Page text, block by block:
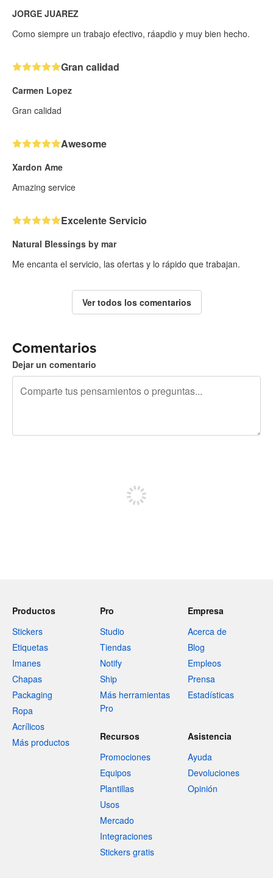
JORGE JUAREZ
Como siempre un trabajo efectivo, ráapdio y muy bien hecho.
Gran calidad
Carmen Lopez
Gran calidad
Awesome
Xardon Ame
Amazing service
Excelente Servicio
Natural Blessings by mar
Me encanta el servicio, las ofertas y lo rápido que trabajan.
Ver todos los comentarios
Comentarios
Dejar un comentario
Productos
Stickers
Etiquetas
Imanes
Chapas
Packaging
Ropa
Acrílicos
Más productos
Pro
Studio
Tiendas
Notify
Ship
Más herramientas
Pro
Empresa
Acerca de
Blog
Empleos
Prensa
Estadísticas
Recursos
Promociones
Equipos
Plantillas
Usos
Mercado
Integraciones
Stickers gratis
Asistencia
Ayuda
Devoluciones
Opinión